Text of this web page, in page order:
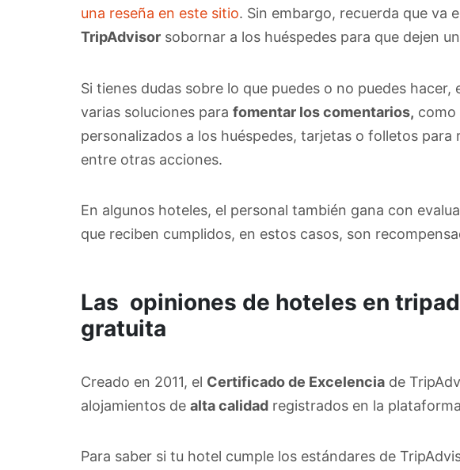
una reseña en este sitio. Sin embargo, recuerda que va
TripAdvisor sobornar a los huéspedes para que dejen
Si tienes dudas sobre lo que puedes o no puedes
varias soluciones para fomentar los comentarios, como
personalizados a los huéspedes, tarjetas o folletos para
entre otras acciones.
En algunos hoteles, el personal también gana con
que reciben cumplidos, en estos casos, son
Las opiniones de hoteles en
gratuita
Creado en 2011, el Certificado de Excelencia de
alojamientos de alta calidad registrados en la
Para saber si tu hotel cumple los estándares de